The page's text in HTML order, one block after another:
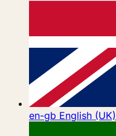
en-gb English (UK)